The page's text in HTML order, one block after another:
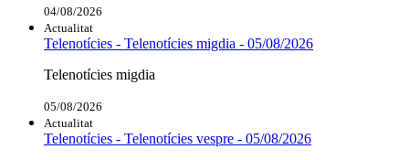
04/08/2026
Actualitat
Telenotícies - Telenotícies migdia - 05/08/2026
Telenotícies migdia
05/08/2026
Actualitat
Telenotícies - Telenotícies vespre - 05/08/2026